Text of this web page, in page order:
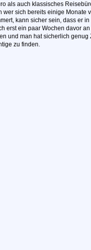
als auch klassisches
sich bereits einige Monate
kann sicher sein, dass er
erst ein paar Wochen davor
und man hat sicherlich genug
zu finden.